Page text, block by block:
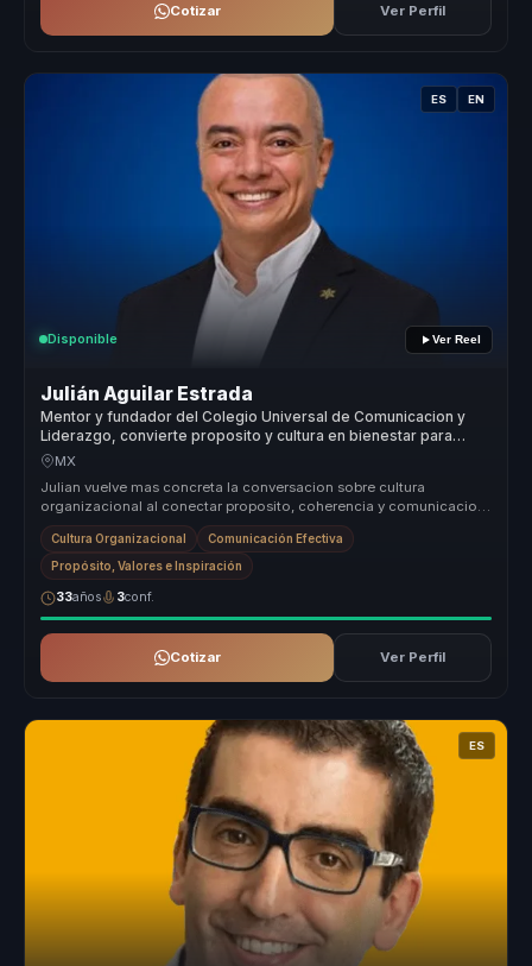
Cotizar Ver Perfil
ES EN
Disponible Ver Reel
Julián Aguilar Estrada
Mentor y fundador del Colegio Universal de Comunicacion y
Liderazgo, convierte proposito y cultura en bienestar para
organizaciones.
MX
Julian vuelve mas concreta la conversacion sobre cultura
organizacional al conectar proposito, coherencia y comunicacion
con decisiones p...
Cultura Organizacional Comunicación Efectiva
Propósito, Valores e Inspiración
33años 3conf.
Cotizar Ver Perfil
ES